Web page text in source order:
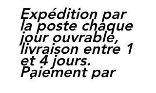
Expédition par
la poste chaque
jour ouvrable,
livraison entre 1
et 4 jours.
Paiement par
cheque, carte